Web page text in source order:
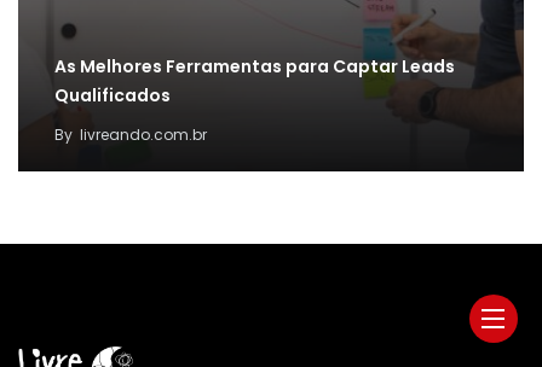
As Melhores Ferramentas para Captar Leads
Qualificados
By livreando.com.br